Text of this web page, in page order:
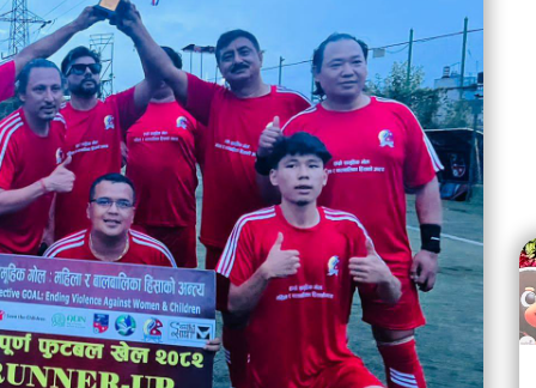
महाकाव्यकार दाहालको गीति एल्बम ‘जागृति’ लोकार्पण
Aug 02 21.5K views • 12.9K shares